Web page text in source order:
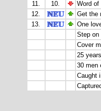
11.
10.
Word
12.
Get the
13.
One
Step on
Cover
25
30 men
Caught